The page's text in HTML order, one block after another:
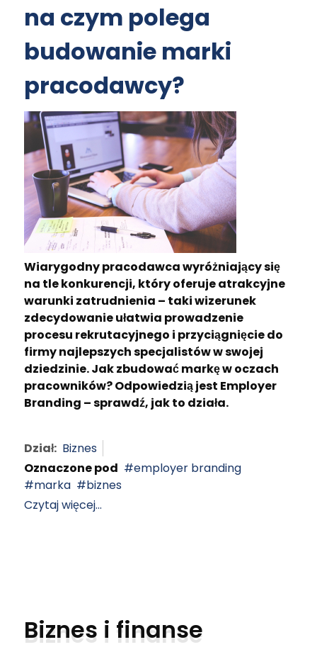
na czym polega
budowanie marki
pracodawcy?
Wiarygodny pracodawca wyróżniający się
na tle konkurencji, który oferuje atrakcyjne
warunki zatrudnienia – taki wizerunek
zdecydowanie ułatwia prowadzenie
procesu rekrutacyjnego i przyciągnięcie do
firmy najlepszych specjalistów w swojej
dziedzinie. Jak zbudować markę w oczach
pracowników? Odpowiedzią jest Employer
Branding – sprawdź, jak to działa.
Dział: Biznes
Oznaczone pod
employer branding
marka
biznes
Czytaj więcej...
Biznes i finanse